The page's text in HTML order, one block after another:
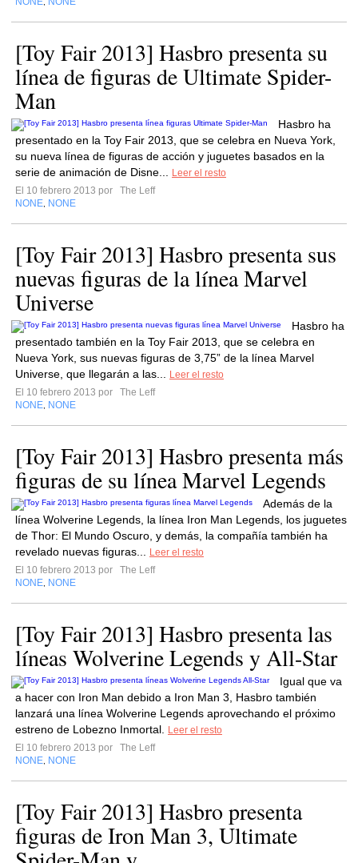
[Toy Fair 2013] Hasbro presenta su
línea de figuras de Ultimate Spider-
Man
Hasbro ha
presentado en la Toy Fair 2013, que se celebra en Nueva York,
su nueva línea de figuras de acción y juguetes basados en la
serie de animación de Disne...
Leer el resto
El 10 febrero 2013 por
The Leff
NONE NONE
[Toy Fair 2013] Hasbro presenta sus
nuevas figuras de la línea Marvel
Universe
Hasbro ha
presentado también en la Toy Fair 2013, que se celebra en
Nueva York, sus nuevas figuras de 3,75” de la línea Marvel
Universe, que llegarán a las...
Leer el resto
El 10 febrero 2013 por
The Leff
NONE NONE
[Toy Fair 2013] Hasbro presenta más
figuras de su línea Marvel Legends
Además de la
línea Wolverine Legends, la línea Iron Man Legends, los juguetes
de Thor: El Mundo Oscuro, y demás, la compañía también ha
revelado nuevas figuras...
Leer el resto
El 10 febrero 2013 por
The Leff
NONE NONE
[Toy Fair 2013] Hasbro presenta las
líneas Wolverine Legends y All-Star
Igual que va
a hacer con Iron Man debido a Iron Man 3, Hasbro también
lanzará una línea Wolverine Legends aprovechando el próximo
estreno de Lobezno Inmortal.
Leer el resto
El 10 febrero 2013 por
The Leff
NONE NONE
[Toy Fair 2013] Hasbro presenta
figuras de Iron Man 3, Ultimate